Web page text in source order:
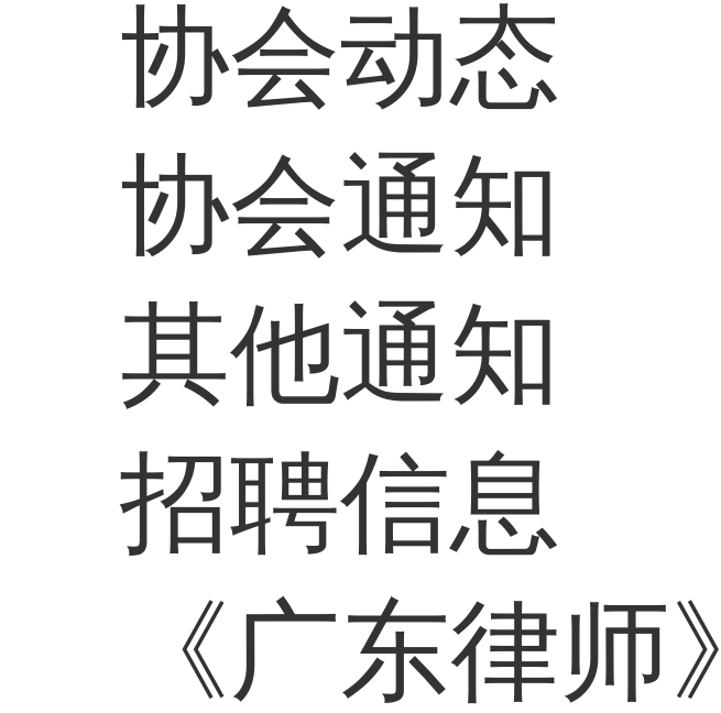
协会动态
协会通知
其他通知
招聘信息
《广东律师》